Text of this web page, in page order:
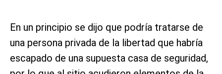
En un principio se dijo que podría tratarse de
una persona privada de la libertad que habría
escapado de una supuesta casa de seguridad,